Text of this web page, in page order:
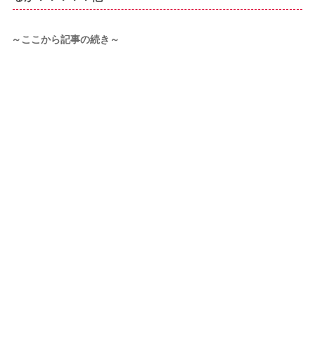
～ここから記事の続き～